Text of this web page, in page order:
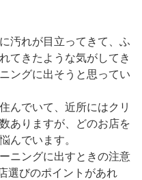
汚れが目立ってきて、ふ
てきたような気がしてき
ングに出そうと思ってい
んでいて、近所にはクリ
ありますが、どのお店を
んでいます。
ニングに出すときの注意
選びのポイントがあれ